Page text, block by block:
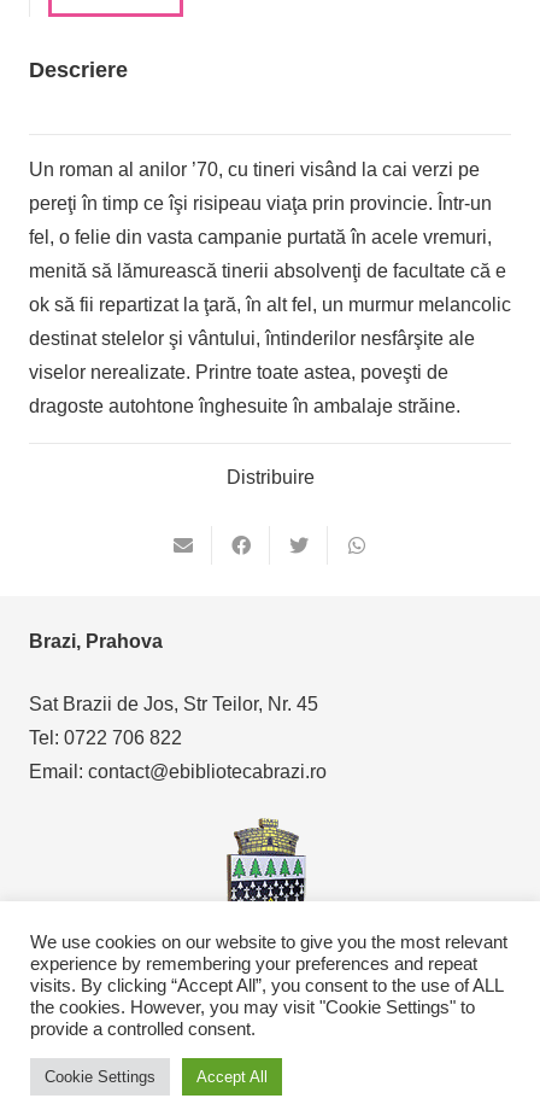
Descriere
Un roman al anilor ’70, cu tineri visând la cai verzi pe
pereţi în timp ce îşi risipeau viaţa prin provincie. Într-un
fel, o felie din vasta campanie purtată în acele vremuri,
menită să lămurească tinerii absolvenţi de facultate că e
ok să fii repartizat la ţară, în alt fel, un murmur melancolic
destinat stelelor şi vântului, întinderilor nesfârşite ale
viselor nerealizate. Printre toate astea, poveşti de
dragoste autohtone înghesuite în ambalaje străine.
Distribuire
Brazi, Prahova
Sat Brazii de Jos, Str Teilor, Nr. 45
Tel: 0722 706 822
Email: contact@ebibliotecabrazi.ro
Copyright © 2021eBibliotecaBrazi.ro
We use cookies on our website to give you the most relevant
experience by remembering your preferences and repeat
visits. By clicking “Accept All”, you consent to the use of ALL
the cookies. However, you may visit "Cookie Settings" to
provide a controlled consent.
Cookie Settings Accept All